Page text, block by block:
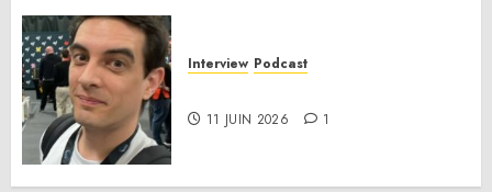
Interview Podcast
11 JUIN 2026 1